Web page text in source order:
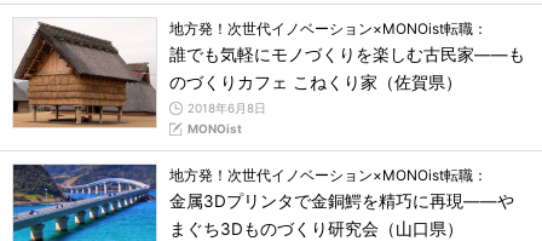
地方発！次世代イノベーション×MONOist転職：
誰でも気軽にモノづくりを楽しむ古民家――も
のづくりカフェ こねくり家（佐賀県）
2018年6月8日
MONOist
地方発！次世代イノベーション×MONOist転職：
金属3Dプリンタで金銅鰐を精巧に再現――や
まぐち3Dものづくり研究会（山口県）